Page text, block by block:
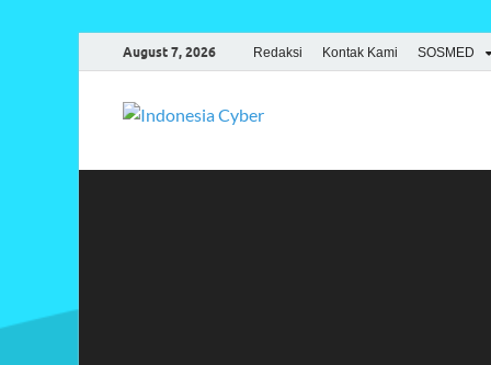
August 7, 2026 Redaksi Kontak Kami SOSMED